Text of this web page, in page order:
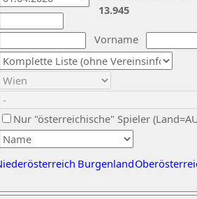
Vorname
Nur "österreichische" Spieler
Burgenland
13.945